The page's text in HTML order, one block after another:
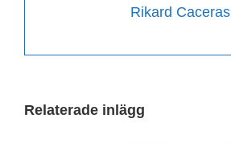
Rikard Caceras
Relaterade inlägg